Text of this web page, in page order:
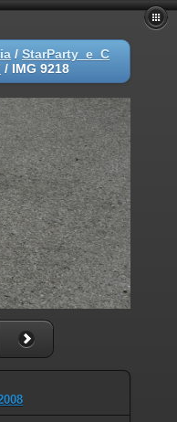
/ StarParty_e_C
/ IMG 9218